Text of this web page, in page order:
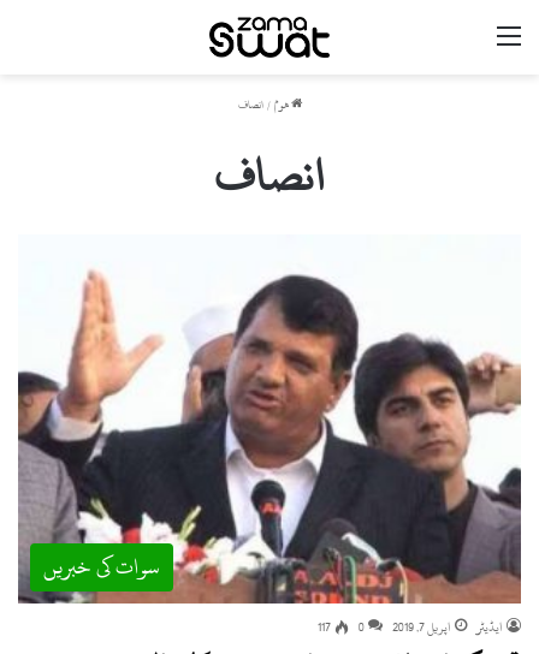
ھوم / انصاف
انصاف
سوات کی خبریں
ایڈیٹر اپریل 7, 2019 0
117